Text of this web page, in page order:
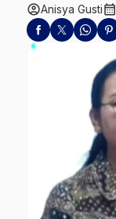
account_circleAnisya Gusticalendar_month